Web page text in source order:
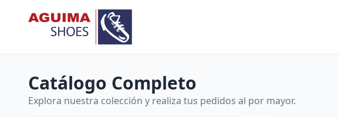
Catálogo Completo
Explora nuestra colección y realiza tus pedidos al por mayor.